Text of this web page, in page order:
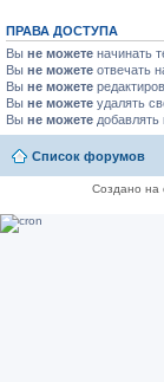
ПРАВА ДОСТУПА
Вы не можете начинать
Вы не можете отвечать
Вы не можете
Вы не можете удалять
Вы не можете
Список форумов
Создано на